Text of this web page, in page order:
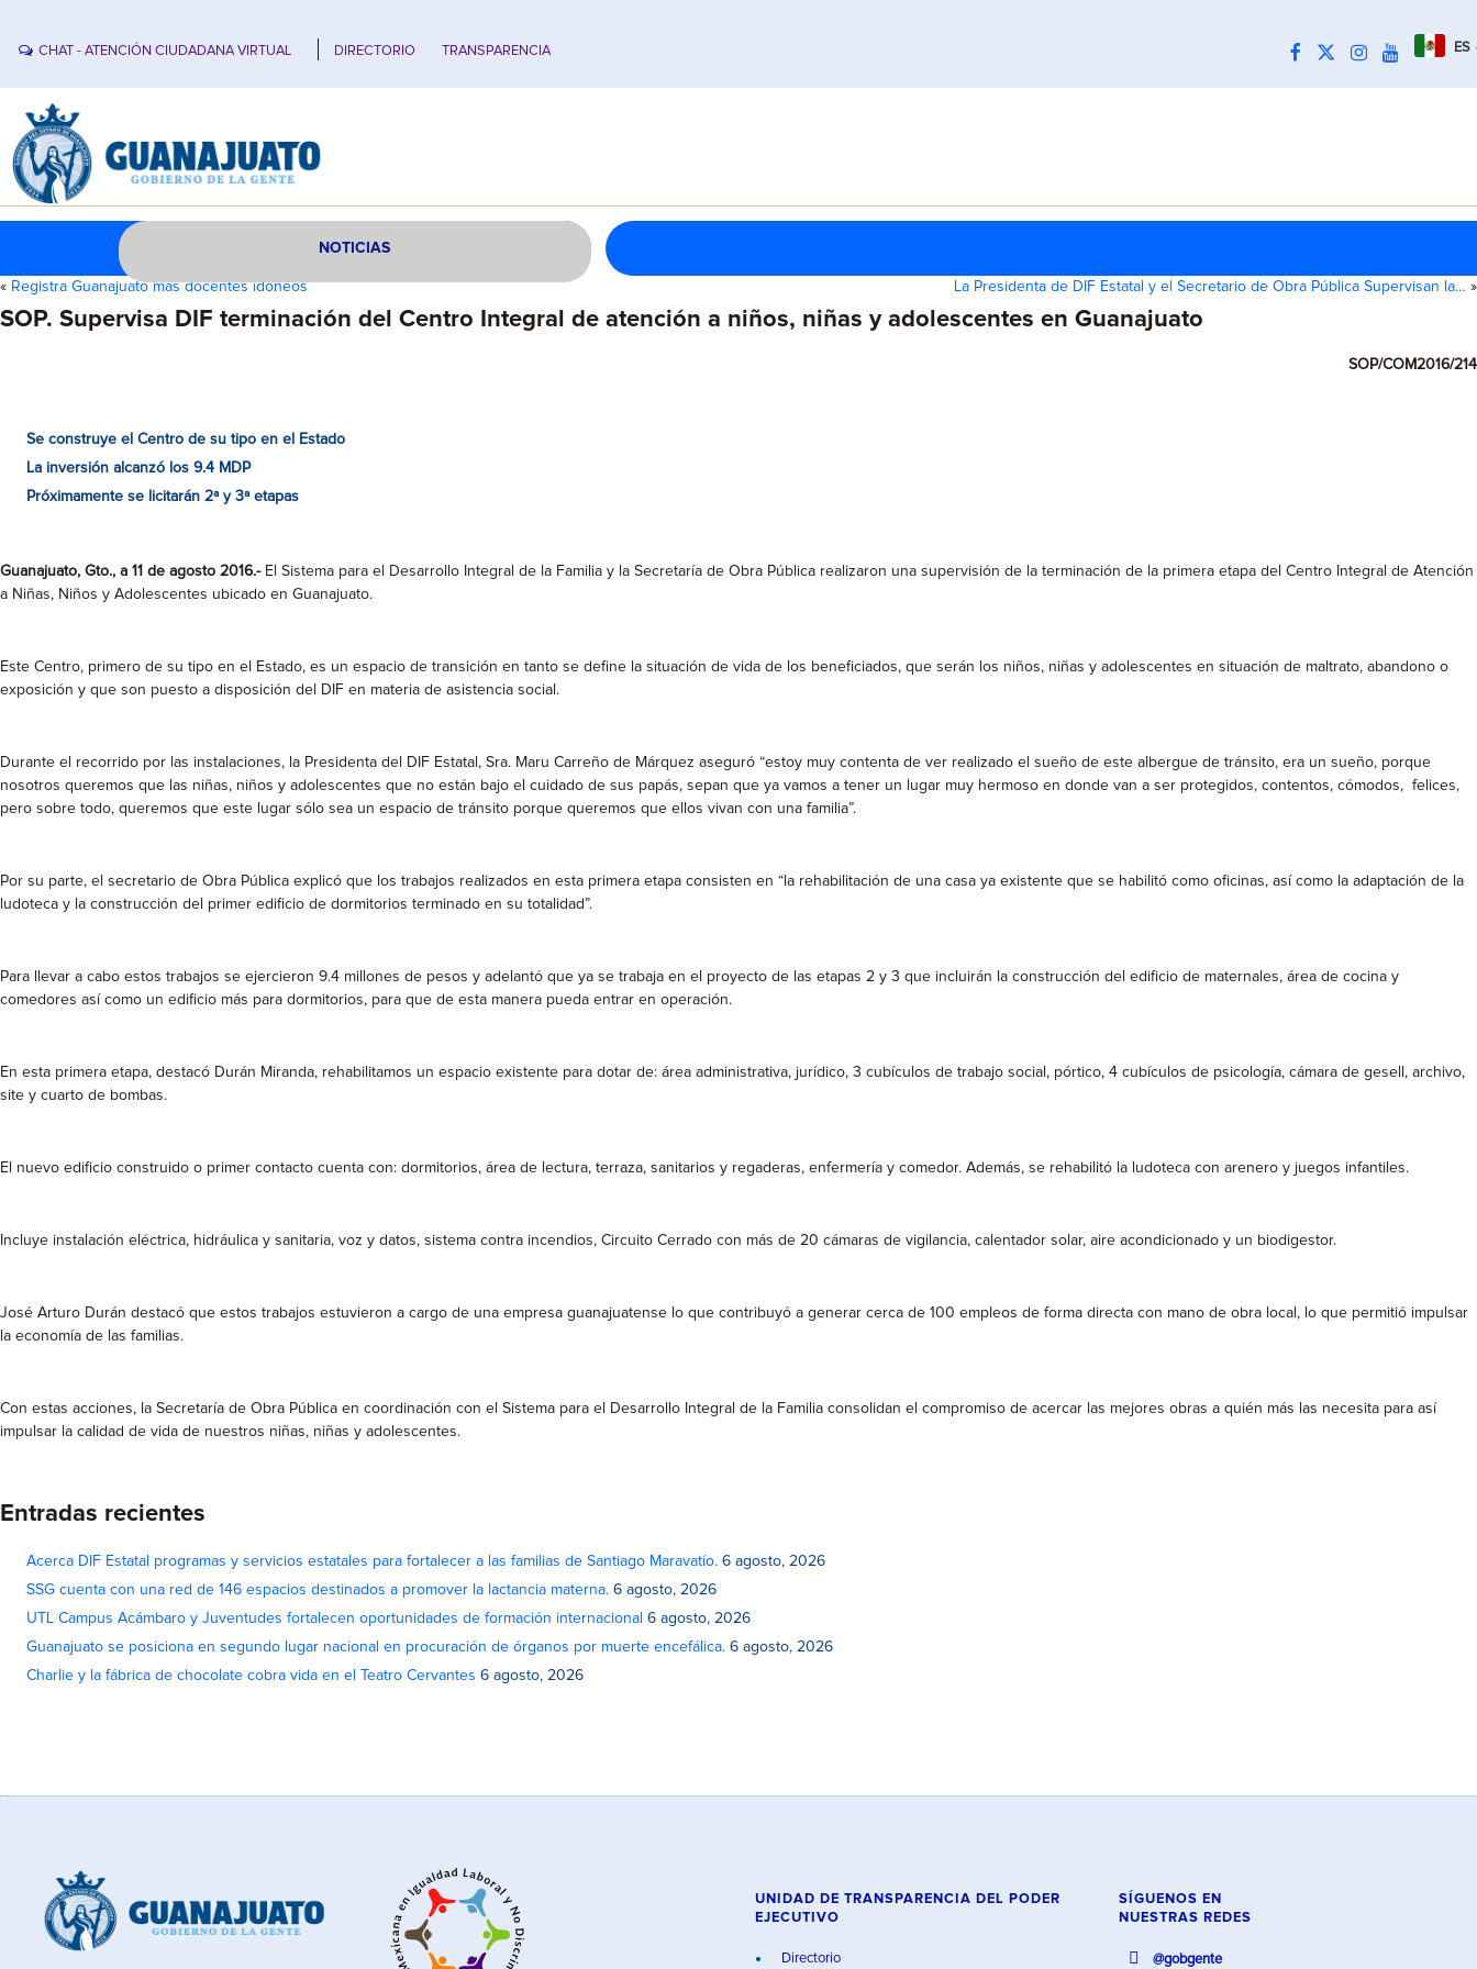
CHAT - ATENCIÓN CIUDADANA VIRTUAL DIRECTORIO TRANSPARENCIA ES
NOTICIAS
« Registra Guanajuato más docentes idóneos La Presidenta de DIF Estatal y el Secretario de Obra Pública Supervisan la… »
SOP. Supervisa DIF terminación del Centro Integral de atención a niños, niñas y adolescentes en Guanajuato
SOP/COM2016/214
Se construye el Centro de su tipo en el Estado
La inversión alcanzó los 9.4 MDP
Próximamente se licitarán 2ª y 3ª etapas
Guanajuato, Gto., a 11 de agosto 2016.-El Sistema para el Desarrollo Integral de la Familia y la Secretaría de Obra Pública realizaron una supervisión de la terminación de la primera etapa del Centro Integral de Atención
a Niñas, Niños y Adolescentes ubicado en Guanajuato.
Este Centro, primero de su tipo en el Estado, es un espacio de transición en tanto se define la situación de vida de los beneficiados, que serán los niños, niñas y adolescentes en situación de maltrato, abandono o
exposición y que son puesto a disposición del DIF en materia de asistencia social.
Durante el recorrido por las instalaciones, la Presidenta del DIF Estatal, Sra. Maru Carreño de Márquez aseguró “estoy muy contenta de ver realizado el sueño de este albergue de tránsito, era un sueño, porque
nosotros queremos que las niñas, niños y adolescentes que no están bajo el cuidado de sus papás, sepan que ya vamos a tener un lugar muy hermoso en donde van a ser protegidos, contentos, cómodos, felices,
pero sobre todo, queremos que este lugar sólo sea un espacio de tránsito porque queremos que ellos vivan con una familia”.
Por su parte, el secretario de Obra Pública explicó que los trabajos realizados en esta primera etapa consisten en “la rehabilitación de una casa ya existente que se habilitó como oficinas, así como la adaptación de la
ludoteca y la construcción del primer edificio de dormitorios terminado en su totalidad”.
Para llevar a cabo estos trabajos se ejercieron 9.4 millones de pesos y adelantó que ya se trabaja en el proyecto de las etapas 2 y 3 que incluirán la construcción del edificio de maternales, área de cocina y
comedores así como un edificio más para dormitorios, para que de esta manera pueda entrar en operación.
En esta primera etapa, destacó Durán Miranda, rehabilitamos un espacio existente para dotar de: área administrativa, jurídico, 3 cubículos de trabajo social, pórtico, 4 cubículos de psicología, cámara de gesell, archivo,
site y cuarto de bombas.
El nuevo edificio construido o primer contacto cuenta con: dormitorios, área de lectura, terraza, sanitarios y regaderas, enfermería y comedor. Además, se rehabilitó la ludoteca con arenero y juegos infantiles.
Incluye instalación eléctrica, hidráulica y sanitaria, voz y datos, sistema contra incendios, Circuito Cerrado con más de 20 cámaras de vigilancia, calentador solar, aire acondicionado y un biodigestor.
José Arturo Durán destacó que estos trabajos estuvieron a cargo de una empresa guanajuatense lo que contribuyó a generar cerca de 100 empleos de forma directa con mano de obra local, lo que permitió impulsar
la economía de las familias.
Con estas acciones, la Secretaría de Obra Pública en coordinación con el Sistema para el Desarrollo Integral de la Familia consolidan el compromiso de acercar las mejores obras a quién más las necesita para así
impulsar la calidad de vida de nuestros niñas, niñas y adolescentes.
Entradas recientes
Acerca DIF Estatal programas y servicios estatales para fortalecer a las familias de Santiago Maravatío. 6 agosto, 2026
SSG cuenta con una red de 146 espacios destinados a promover la lactancia materna. 6 agosto, 2026
UTL Campus Acámbaro y Juventudes fortalecen oportunidades de formación internacional 6 agosto, 2026
Guanajuato se posiciona en segundo lugar nacional en procuración de órganos por muerte encefálica. 6 agosto, 2026
Charlie y la fábrica de chocolate cobra vida en el Teatro Cervantes 6 agosto, 2026
UNIDAD DE TRANSPARENCIA DEL PODER
EJECUTIVO
Directorio
SÍGUENOS EN
NUESTRAS REDES
@gobgente